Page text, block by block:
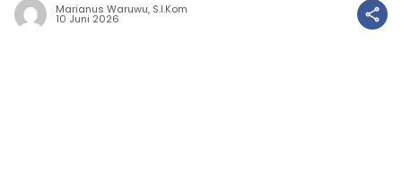
Marianus Waruwu, S.I.Kom
10 Juni 2026